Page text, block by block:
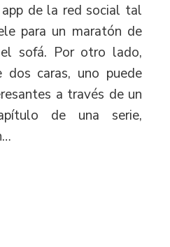
de la red social tal
para un maratón de
sofá. Por otro lado,
caras, uno puede
a través de un
de una serie,